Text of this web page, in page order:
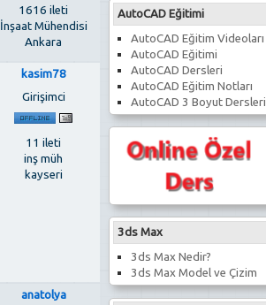
AutoCAD Eğitimi
AutoCAD Eğitim Videoları
AutoCAD Eğitimi
AutoCAD Dersleri
AutoCAD Eğitim Notları
AutoCAD 3 Boyut Dersleri
3ds Max
3ds Max Nedir?
3ds Max Model ve Çizim
1616 ileti
İnşaat Mühendisi
Ankara
kasim78
Girişimci
11 ileti
inş müh
kayseri
anatolya